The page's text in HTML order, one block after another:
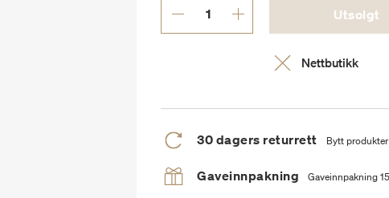
Utsolgt
Nettbutikk
30 dagers returrett Bytt
Gaveinnpakning Gaveinnpakning